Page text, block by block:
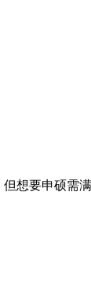
想要申硕需